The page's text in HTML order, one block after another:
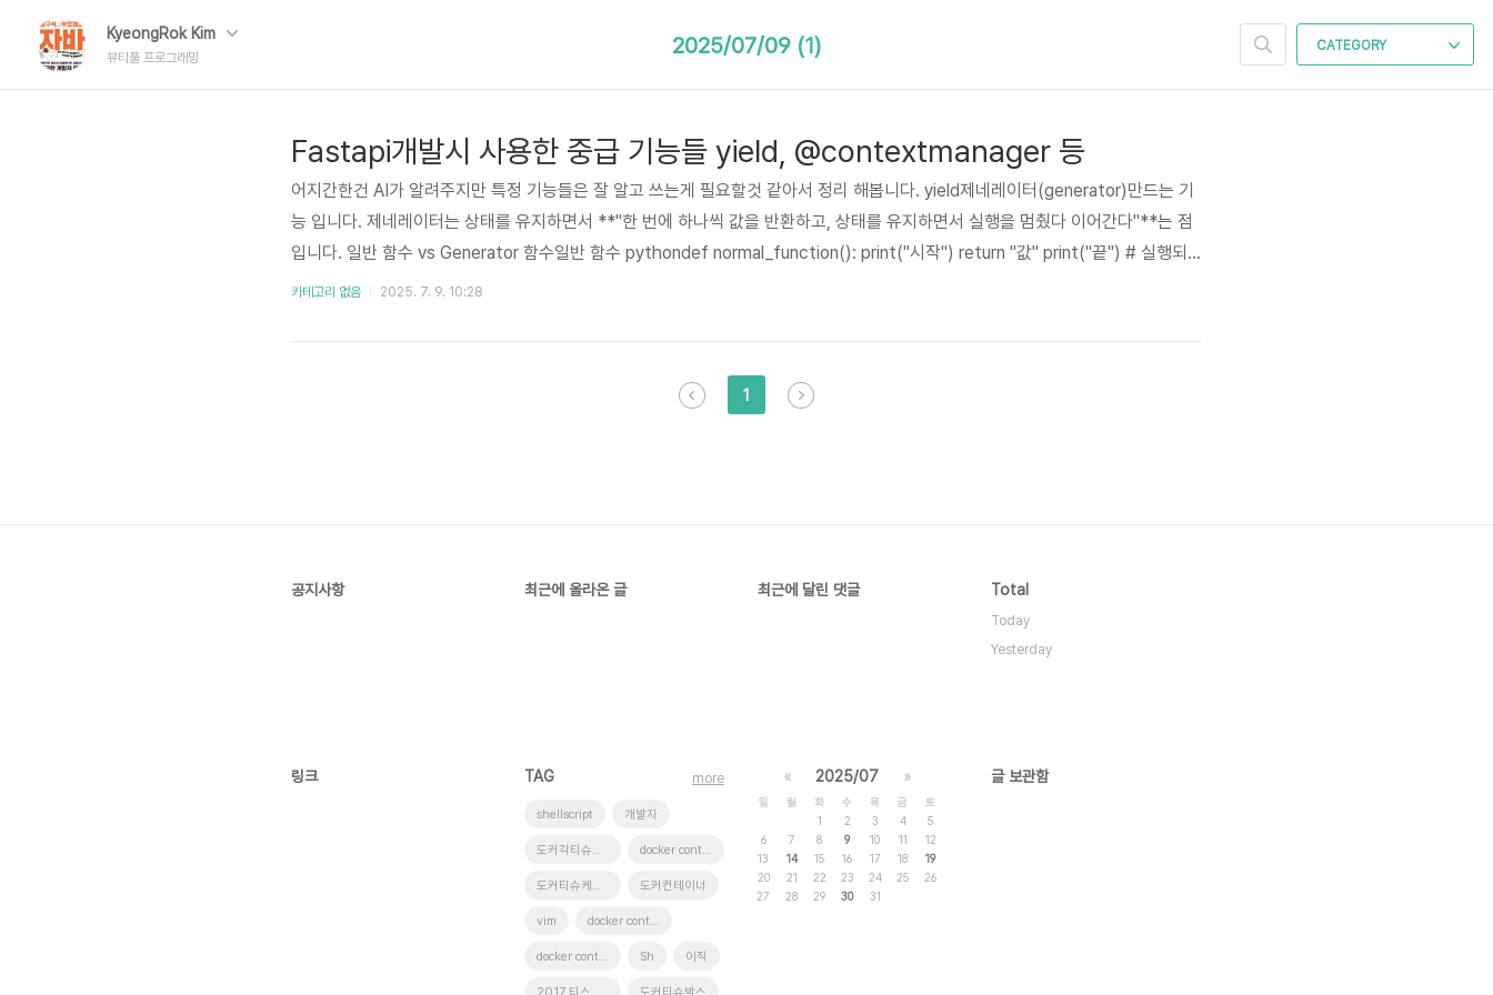
KyeongRok Kim
뷰티풀 프로그래밍
CATEGORY
2025/07/09 (1)
Fastapi개발시 사용한 중급 기능들 yield, @contextmanager 등
어지간한건 AI가 알려주지만 특정 기능들은 잘 알고 쓰는게 필요할것 같아서 정리 해봅니다. yield제네레이터(generator)만드는 기
능 입니다. 제네레이터는 상태를 유지하면서 **"한 번에 하나씩 값을 반환하고, 상태를 유지하면서 실행을 멈췄다 이어간다"**는 점
입니다. 일반 함수 vs Generator 함수일반 함수 pythondef normal_function(): print("시작") return "값" print("끝") # 실행되
지 않음result = normal_function()# 함수 호출 → 스택에 올라감 → return → 스택에서 제거 → 끝Generator 함수 (yield 사용)
카테고리 없음 2025. 7. 9. 10:28
1
공지사항 최근에 올라온 글 최근에 달린 댓글 Total
Today
Yesterday
링크 TAG
shellscript 개발자
도커각티슈박스 docker container tissue
도커티슈케이스 도커컨테이너
vim docker container case
docker container Sh 이직
more « 2025/07 »
일 월 화 수 목 금
토
1
2 3 4
5
6
7 8 9 10 11
12
13
14 15 16 17 18
19
20
21 22 23 24 25
26
27
28 29 30 31
글 보관함